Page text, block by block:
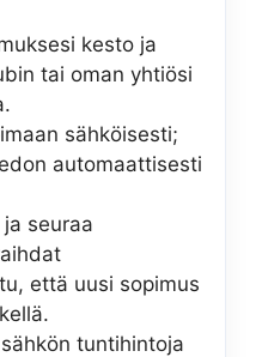
kesto ja
tai oman yhtiösi
sähköisesti;
automaattisesti
seuraa
että uusi sopimus
tuntihintoja